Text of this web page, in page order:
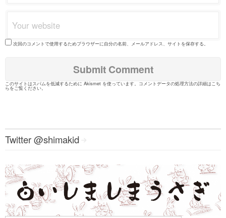
次回のコメントで使用するためブラウザーに自分の名前、メールアドレス、サイトを保存する。
このサイトはスパムを低減するために Akismet を使っています。 コメントデータの処理方法の詳細はこち
らをご覧ください。
Twitter @shimakid